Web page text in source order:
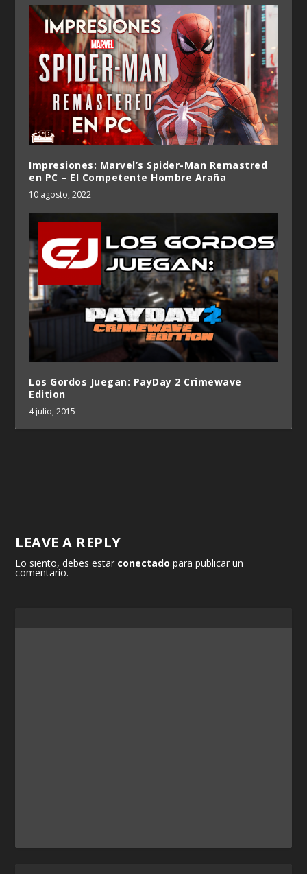
Impresiones: Marvel’s Spider-Man Remastred
en PC – El Competente Hombre Araña
10 agosto, 2022
Los Gordos Juegan: PayDay 2 Crimewave
Edition
4 julio, 2015
LEAVE A REPLY
Lo siento, debes estar conectado para publicar un
comentario.